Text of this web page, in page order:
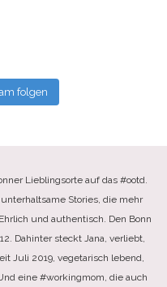
folgen
Lieblingsorte auf das #ootd.
Stories, die mehr
und authentisch. Den Bonn
Dahinter steckt Jana, verliebt,
Juli 2019, vegetarisch lebend,
eine #workingmom, die auch